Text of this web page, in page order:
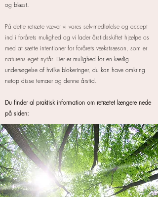
og blæst.
På dette retræte væver vi vores selv-medfølelse og accept
ind i forårets mulighed og vi lader årstidsskiftet hjælpe os
med at sætte intentioner for forårets vækstsæson, som er
naturens eget nytår. Der er mulighed for en kærlig
undersøgelse af hvilke blokeringer, du kan have omkring
netop disse temaer og denne årstid.
Du finder al praktisk information om retrætet længere nede
på siden: